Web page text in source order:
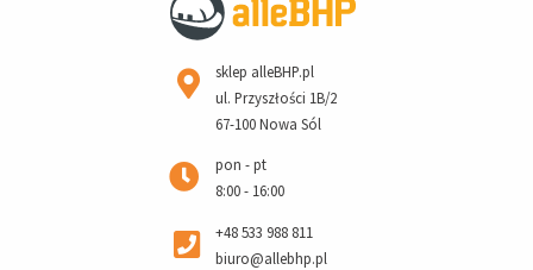
sklep alleBHP.pl
ul. Przyszłości 1B/2
67-100 Nowa Sól
pon - pt
8:00 - 16:00
+48 533 988 811
biuro@allebhp.pl